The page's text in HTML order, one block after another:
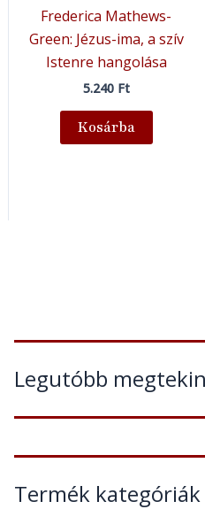
Legutóbb
Termék kategóriák
Frederica Mathews-
Green: Jézus-ima, a szív
Istenre hangolása
5.240 Ft
Kosárba